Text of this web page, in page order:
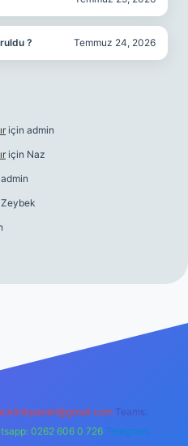
? Temmuz 24, 2026
için admin
için Naz
admin
Zeybek
Teams:
0262 606 0 726 Telegram: